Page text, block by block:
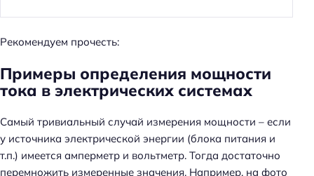
Рекомендуем прочесть:
Примеры определения мощности
тока в электрических системах
Самый тривиальный случай измерения мощности – если
у источника электрической энергии (блока питания и
т.п.) имеется амперметр и вольтметр. Тогда достаточно
перемножить измеренные значения. Например, на фото